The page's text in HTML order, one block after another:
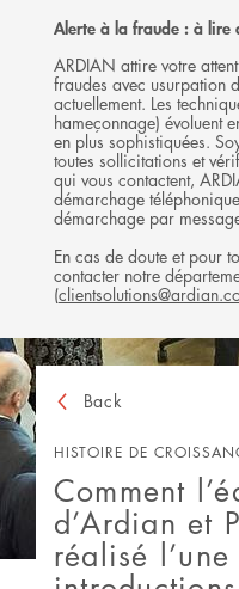
Alerte à la fraude : à lire
ARDIAN attire votre
fraudes avec usurpation
actuellement. Les
hameçonnage) évoluent
en plus sophistiquées.
toutes sollicitations et
qui vous contactent,
démarchage
démarchage par
En cas de doute et pour
contacter notre
(
Follow
Ardian
on
X
Follow
Ardian
on
LinkedIn
Follow
Ardian
on
YouTube
Ardian
on
Jobs
on
LinkedIn
Back
HISTOIRE DE
Comment
d’Ardian et
réalisé